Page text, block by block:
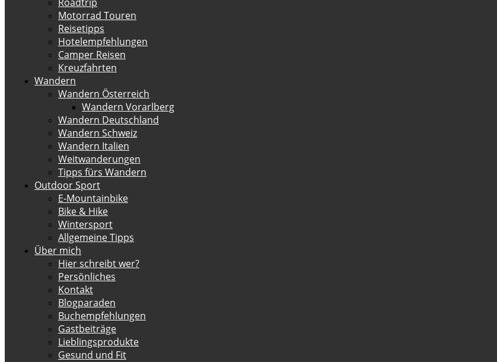
Motorrad Touren
Reisetipps
Hotelempfehlungen
Camper Reisen
Kreuzfahrten
Wandern
Wandern Österreich
Wandern Vorarlberg
Wandern Deutschland
Wandern Schweiz
Wandern Italien
Weitwanderungen
Tipps fürs Wandern
Outdoor Sport
E-Mountainbike
Bike & Hike
Wintersport
Allgemeine Tipps
Über mich
Hier schreibt wer?
Persönliches
Kontakt
Blogparaden
Buchempfehlungen
Gastbeiträge
Lieblingsprodukte
Gesund und Fit